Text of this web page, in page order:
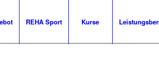
REHA Sport Kurse